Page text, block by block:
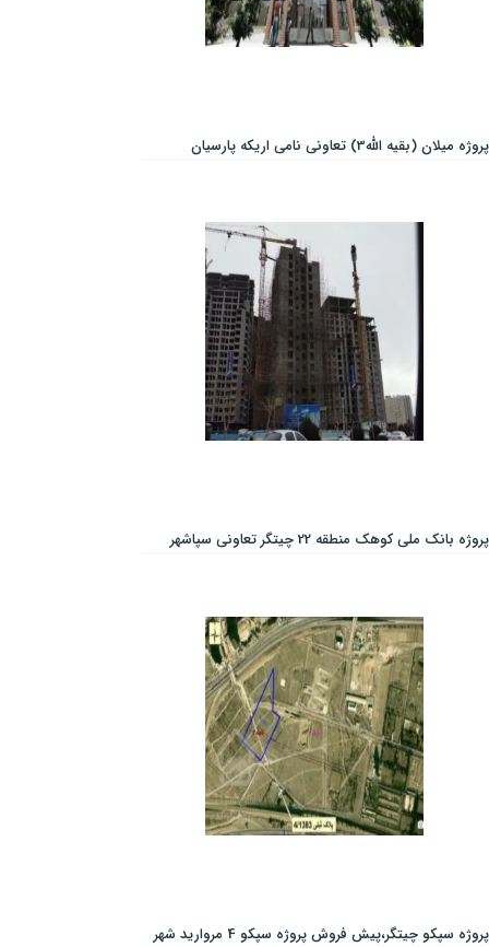
پروژه میلان (بقیه الله3) تعاونی نامی اریکه پارسیان
پروژه بانک ملی کوهک منطقه 22 چیتگر تعاونی سپاشهر
پروژه سپکو چیتگر،پیش فروش پروژه سپکو 4 مروارید شهر